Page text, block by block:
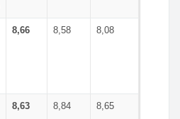
8,66 8,58 8,08
8,63 8,84 8,65